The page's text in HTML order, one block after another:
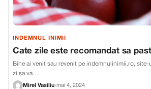
INDEMNUL INIMII
Cate zile este recomandat sa
Bine ai venit sau revenit pe indemnulinimii.ro, site-
zi sa va…
Mirel Vasiliu ·mai 4, 2024